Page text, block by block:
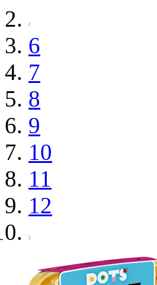
6
7
8
9
10
11
12